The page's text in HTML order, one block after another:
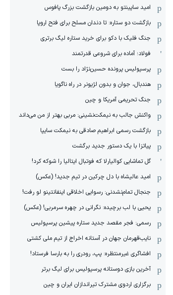
امید ساپینتو به دومین بازگشت بزرگ پافوس
بازگشت دو ستاره: تا دندان مسلح برای فتح اروپا
جنگ فلیک با دکو برای خرید ستاره لیگ برتری
فولاد؛ آماده برای شروعی قدرتمند
پرسپولیس پرونده حسین‌نژاد را بست
هندبال، جوان و بدون لژیونر در راه ناگویا
جنگ تحریمی آمریکا و چین
واکنش جالب به نیمکت‌نشینی: مربی بهتر از من می‌داند
بازگشت رسمی ابراهیم صادقی به نیمکت سایپا
پیاتزا با یک دستور جدید برگشت
گل تماشایی کوالیارلا که فوتبال ایتالیا را شوکه کرد!
امید عالیشاه با دل چرکین در تیم جدید! (عکس)
جنجال تمام‌نشدنی:‌ رسوایی اخلاقی اینفانتینو لو رفت!
یحیی با لب برچیده: نگرانی در چهره سرمربی! (عکس)
رسمی: فجر مقصد جدید ستاره پیشین پرسپولیس
نایب‌قهرمان جهان در آستانه اخراج از تیم ملی کشتی
افشاگری غیرمنتظره: پپ، رودری را به بارسا فرستاد!
آخرین بازی دوستانه پرسپولیس برای لیگ برتر
برگزاری اردوی مشترک تیراندازان ایران و چین